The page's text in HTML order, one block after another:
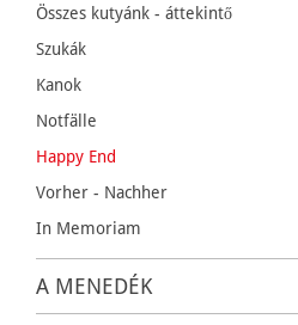
Összes kutyánk - áttekintő
Szukák
Kanok
Notfälle
Happy End
Vorher - Nachher
In Memoriam
A MENEDÉK